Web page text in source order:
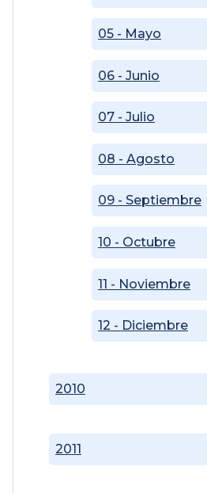
05 - Mayo
06 - Junio
07 - Julio
08 - Agosto
09 - Septiembre
10 - Octubre
11 - Noviembre
12 - Diciembre
2010
2011